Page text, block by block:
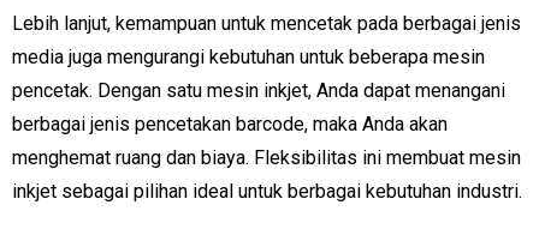
Lebih lanjut, kemampuan untuk mencetak pada berbagai jenis
media juga mengurangi kebutuhan untuk beberapa mesin
pencetak. Dengan satu mesin inkjet, Anda dapat menangani
berbagai jenis pencetakan barcode, maka Anda akan
menghemat ruang dan biaya. Fleksibilitas ini membuat mesin
inkjet sebagai pilihan ideal untuk berbagai kebutuhan industri.